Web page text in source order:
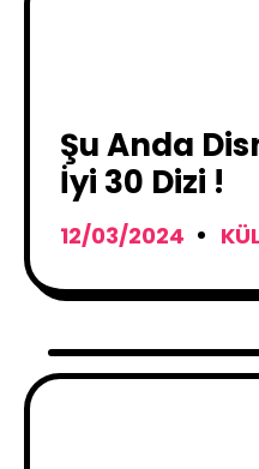
Şu Anda
İyi 30 Dizi !
12/03/2024